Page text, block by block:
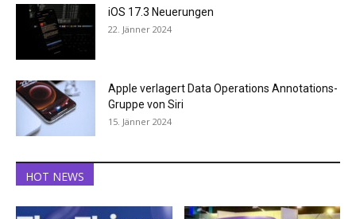
iOS 17.3 Neuerungen
22. Jänner 2024
Apple verlagert Data Operations Annotations-
Gruppe von Siri
15. Jänner 2024
HOT NEWS